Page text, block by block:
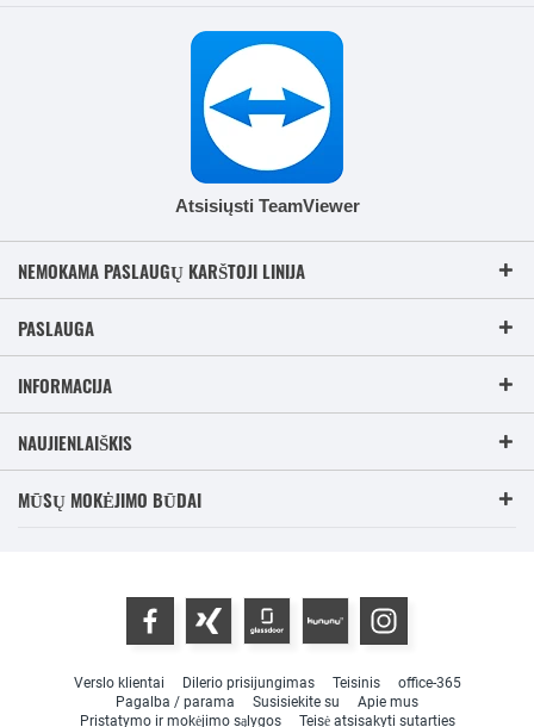
Atsisiųsti TeamViewer
NEMOKAMA PASLAUGŲ KARŠTOJI LINIJA
PASLAUGA
INFORMACIJA
NAUJIENLAIŠKIS
MŪSŲ MOKĖJIMO BŪDAI
Verslo klientai Dilerio prisijungimas Teisinis
office-365
Pagalba / parama
Susisiekite su
Apie mus
Pristatymo ir mokėjimo sąlygos
Teisė atsisakyti sutarties